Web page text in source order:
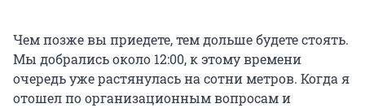
Чем позже вы приедете, тем дольше будете стоять.
Мы добрались около 12:00, к этому времени
очередь уже растянулась на сотни метров. Когда я
отошел по организационным вопросам и